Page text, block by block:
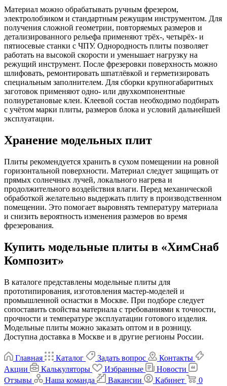
Материал можно обрабатывать ручным фрезером,
электролобзиком и стандартным режущим инструментом. Для
получения сложной геометрии, повторяемых размеров и
детализированного рельефа применяют трёх-, четырёх- и
пятиосевые станки с ЧПУ. Однородность плиты позволяет
работать на высокой скорости и уменьшает нагрузку на
режущий инструмент. После фрезеровки поверхность можно
шлифовать, ремонтировать шпатлёвкой и герметизировать
специальным заполнителем. Для сборки крупногабаритных
заготовок применяют одно- или двухкомпонентные
полиуретановые клеи. Клеевой состав необходимо подбирать
с учётом марки плиты, размеров блока и условий дальнейшей
эксплуатации.
Хранение модельных плит
Плиты рекомендуется хранить в сухом помещении на ровной
горизонтальной поверхности. Материал следует защищать от
прямых солнечных лучей, локального нагрева и
продолжительного воздействия влаги. Перед механической
обработкой желательно выдержать плиту в производственном
помещении. Это помогает выровнять температуру материала
и снизить вероятность изменения размеров во время
фрезерования.
Купить модельные плиты в «ХимСнаб
Композит»
В каталоге представлены модельные плиты для
прототипирования, изготовления мастер-моделей и
промышленной оснастки в Москве. При подборе следует
сопоставить свойства материала с требованиями к точности,
прочности и температуре эксплуатации готового изделия.
Модельные плиты можно заказать оптом и в розницу.
Доступна доставка в Москве и в другие регионы России.
Главная Каталог Задать вопрос
Контакты
Акции
Калькуляторы Избранные
Новости
Отзывы
Наша команда Вакансии Кабинет
0